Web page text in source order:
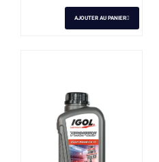
AJOUTER AU PANIER